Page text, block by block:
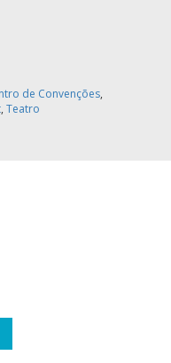
de Convenções,
, Teatro